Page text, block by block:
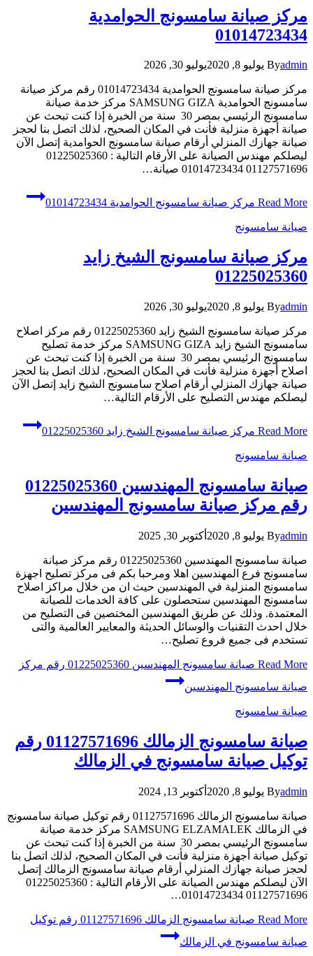
مركز صيانة سامسونج الحوامدية
01014723434
Byadmin يوليو 8, 2020 يوليو 30, 2026
مركز صيانة سامسونج الحوامدية 01014723434 رقم مركز صيانة
سامسونج الحوامدية SAMSUNG GIZA مركز خدمة صيانة
سامسونج الرئيسي بمصر 30 سنة من الخبرة إذا كنت تبحث عن
صيانة أجهزة منزلية فأنت في المكان الصحيح، لذلك اتصل بنا لحجز
صيانة جهازك المنزلي أرقام صيانة سامسونج الحوامدية إتصل الآن
ليصلكم مهندس الصيانة على الأرقام التالية : 01225025360
01127571696 01014723434 صيانة…
Read More مركز صيانة سامسونج الحوامدية 01014723434
صيانة سامسونج
مركز صيانة سامسونج الشيخ زايد
01225025360
Byadmin يوليو 8, 2020 يوليو 30, 2026
مركز صيانة سامسونج الشيخ زايد 01225025360 رقم مركز اصلاح
سامسونج الشيخ زايد SAMSUNG GIZA مركز خدمة تصليح
سامسونج الرئيسي بمصر 30 سنة من الخبرة إذا كنت تبحث عن
اصلاح أجهزة منزلية فأنت في المكان الصحيح، لذلك اتصل بنا لحجز
صيانة جهازك المنزلي أرقام اصلاح سامسونج الشيخ زايد إتصل الآن
ليصلكم مهندس التصليح على الأرقام التالية…
Read More مركز صيانة سامسونج الشيخ زايد 01225025360
صيانة سامسونج
صيانة سامسونج المهندسين 01225025360
رقم مركز صيانة سامسونج المهندسين
Byadmin يوليو 8, 2020 أكتوبر 30, 2025
صيانة سامسونج المهندسين 01225025360 رقم مركز صيانة
سامسونج فرع المهندسين اهلا ومرحبا بكم فى مركز تصليح اجهزة
سامسونج المنزلية في المهندسين حيث ان من خلال مراكز اصلاح
سامسونج المهندسين ستحصلون على كافة الخدمات للصيانة
المعتمدة. وذلك عن طريق المهندسين المختصين فى التصليح من
خلال احدث التقنيات والوسائل الحديثة والمعايير العالمية والتى
تستخدم فى جميع فروع تصليح…
Read More
صيانة سامسونج المهندسين 01225025360 رقم مركز
صيانة سامسونج المهندسين
صيانة سامسونج
صيانة سامسونج الزمالك 01127571696 رقم
توكيل صيانة سامسونج في الزمالك
Byadmin يوليو 8, 2020 أكتوبر 13, 2024
صيانة سامسونج الزمالك 01127571696 رقم توكيل صيانة سامسونج
في الزمالك SAMSUNG ELZAMALEK مركز خدمة صيانة
سامسونج الرئيسي بمصر 30 سنة من الخبرة إذا كنت تبحث عن
توكيل صيانة أجهزة منزلية فأنت في المكان الصحيح، لذلك اتصل بنا
لحجز صيانة جهازك المنزلي أرقام صيانة سامسونج الزمالك إتصل
الآن ليصلكم مهندس الصيانة على الأرقام التالية : 01225025360
01127571696 01014723434…
Read More
صيانة سامسونج الزمالك 01127571696 رقم توكيل
صيانة سامسونج في الزمالك